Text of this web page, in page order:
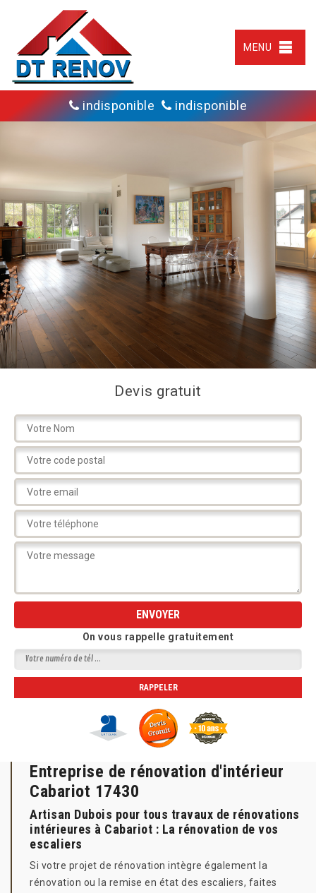
MENU
indisponible indisponible
Devis gratuit
On vous rappelle gratuitement
Entreprise de rénovation d'intérieur
Cabariot 17430
Artisan Dubois pour tous travaux de rénovations
intérieures à Cabariot : La rénovation de vos
escaliers
Si votre projet de rénovation intègre également la
rénovation ou la remise en état des escaliers, faites